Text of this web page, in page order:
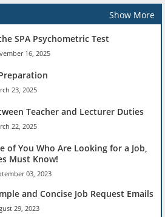
Show More
SPA Psychometric Test
16, 2025
23, 2025
Teacher and Lecturer Duties
22, 2025
of You Who Are Looking for a Job,
Must Know!
03, 2023
and Concise Job Request Emails
29, 2023